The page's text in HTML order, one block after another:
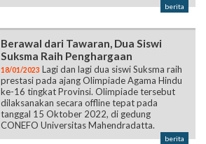
berita
Berawal dari Tawaran, Dua Siswi
Suksma Raih Penghargaan
18/01/2023 Lagi dan lagi dua siswi Suksma raih
prestasi pada ajang Olimpiade Agama Hindu
ke-16 tingkat Provinsi. Olimpiade tersebut
dilaksanakan secara offline tepat pada
tanggal 15 Oktober 2022, di gedung
CONEFO Universitas Mahendradatta.
berita